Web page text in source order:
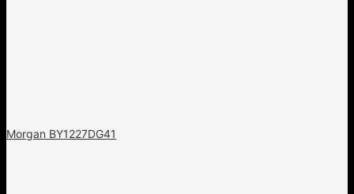
Morgan BY1227DG41